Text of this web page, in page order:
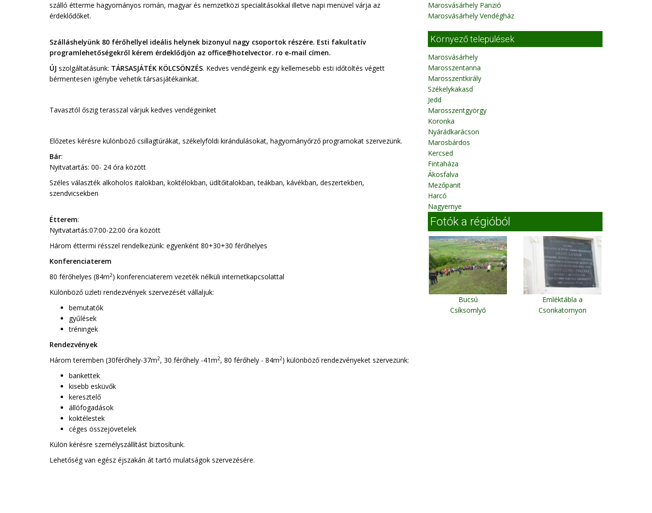
szálló étterme hagyományos román, magyar és nemzetközi specialitásokkal illetve napi menüvel várja az
érdeklődőket.
Szálláshelyünk 80 férőhellyel ideális helynek bizonyul nagy csoportok részére. Esti fakultatív
programlehetőségekről kérem érdeklődjön az office@hotelvector. ro e-mail címen.
ÚJ szolgáltatásunk: TÁRSASJÁTÉK KÖLCSÖNZÉS. Kedves vendégeink egy kellemesebb esti időtöltés végett
bérmentesen igénybe vehetik társasjátékainkat.
Tavasztól őszig terasszal várjuk kedves vendégeinket
Előzetes kérésre különböző csillagtúrákat, székelyföldi kirándulásokat, hagyományőrző programokat szervezünk.
Bár:
Nyitvatartás: 00- 24 óra között
Széles választék alkoholos italokban, koktélokban, üdítőitalokban, teákban, kávékban, deszertekben,
szendvicsekben
Étterem:
Nyitvatartás:07:00-22:00 óra között
Három éttermi résszel rendelkezünk: egyenként 80+30+30 férőhelyes
Konferenciaterem
80 férőhelyes (84m2) konferenciaterem vezeték nélküli internetkapcsolattal
Különböző üzleti rendezvények szervezését vállaljuk:
bemutatók
gyűlések
tréningek
Rendezvények
Három teremben (30férőhely-37m2, 30 férőhely -41m2, 80 férőhely - 84m2) különböző rendezvényeket szervezünk:
bankettek
kisebb esküvők
keresztelő
állófogadások
koktélestek
céges összejövetelek
Külön kérésre személyszállítást biztosítunk.
Lehetőség van egész éjszakán át tartó mulatságok szervezésére.
Marosvásárhely Panzió
Marosvásárhely Vendégház
Környező települések
Marosvásárhely
Marosszentanna
Marosszentkirály
Székelykakasd
Jedd
Marosszentgyörgy
Koronka
Nyárádkarácson
Marosbárdos
Kercsed
Fintaháza
Ákosfalva
Mezőpanit
Harcó
Nagyernye
Fotók a régióból
Bucsú
Csíksomlyó
Emléktábla a
Csonkatornyon
Nagyszalonta